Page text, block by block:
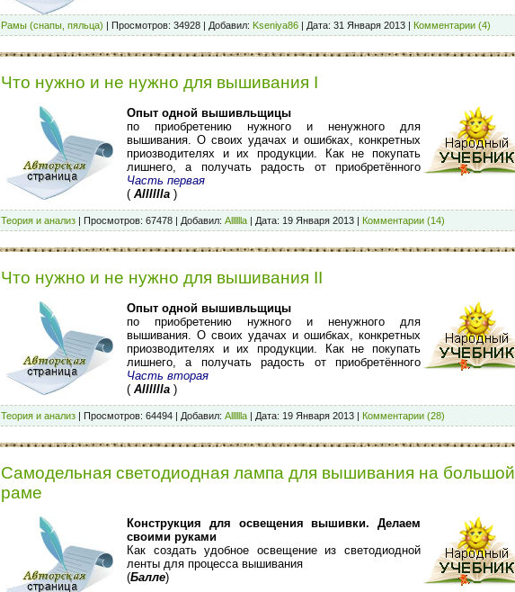
Рамы (снапы, пяльца) | Просмотров: 34928 | Добавил: Kseniya86 | Дата: 31 Января 2013 | Комментарии (4)
Что нужно и не нужно для вышивания I
Опыт одной вышивльщицы
по приобретению нужного и ненужного для
вышивания. О своих удачах и ошибках, конкретных
приозводителях и их продукции. Как не покупать
лишнего, а получать радость от приобретённого
Часть первая
( Alllllla )
Теория и анализ | Просмотров: 67478 | Добавил: Alllllla | Дата: 19 Января 2013 | Комментарии (14)
Что нужно и не нужно для вышивания II
Опыт одной вышивльщицы
по приобретению нужного и ненужного для
вышивания. О своих удачах и ошибках, конкретных
приозводителях и их продукции. Как не покупать
лишнего, а получать радость от приобретённого
Часть вторая
( Alllllla )
Теория и анализ | Просмотров: 64494 | Добавил: Alllllla | Дата: 19 Января 2013 | Комментарии (28)
Самодельная светодиодная лампа для вышивания на большой
раме
Конструкция для освещения вышивки. Делаем
своими руками
Как создать удобное освещение из светодиодной
ленты для процесса вышивания
(Балле)